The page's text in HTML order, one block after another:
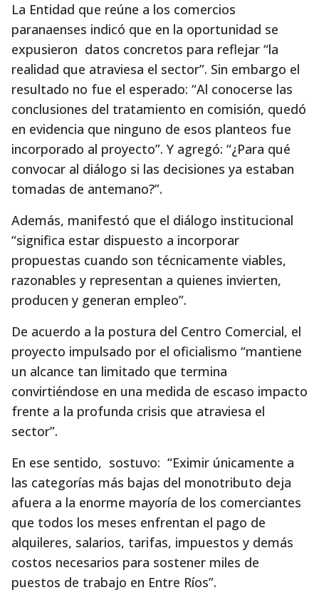
La Entidad que reúne a los comercios
paranaenses indicó que en la oportunidad se
expusieron datos concretos para reflejar “la
realidad que atraviesa el sector”. Sin embargo el
resultado no fue el esperado: “Al conocerse las
conclusiones del tratamiento en comisión, quedó
en evidencia que ninguno de esos planteos fue
incorporado al proyecto”. Y agregó: “¿Para qué
convocar al diálogo si las decisiones ya estaban
tomadas de antemano?”.
Además, manifestó que el diálogo institucional
“significa estar dispuesto a incorporar
propuestas cuando son técnicamente viables,
razonables y representan a quienes invierten,
producen y generan empleo”.
De acuerdo a la postura del Centro Comercial, el
proyecto impulsado por el oficialismo “mantiene
un alcance tan limitado que termina
convirtiéndose en una medida de escaso impacto
frente a la profunda crisis que atraviesa el
sector”.
En ese sentido, sostuvo: “Eximir únicamente a
las categorías más bajas del monotributo deja
afuera a la enorme mayoría de los comerciantes
que todos los meses enfrentan el pago de
alquileres, salarios, tarifas, impuestos y demás
costos necesarios para sostener miles de
puestos de trabajo en Entre Ríos”.